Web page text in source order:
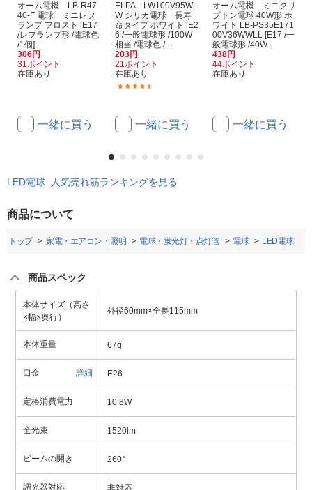
オーム電機 LB-R47
40-F 電球 ミニレフ
ランプ フロスト [E17
/レフランプ形 /電球色
/1個]
306円
31ポイント
在庫あり
一緒に買う
ELPA LW100V95W-
W シリカ電球 長寿
命タイプ ホワイト [E2
6 /一般電球形 /100W
相当 /電球色 /...
203円
21ポイント
在庫あり
一緒に買う
オーム電機 ミニクリ
プトン電球 40W形 ホ
ワイト LB-PS35E171
00V36WWLL [E17 /一
般電球形 /40W...
438円
44ポイント
在庫あり
一緒に買う
LED電球 人気売れ筋ランキングを見る
商品について
トップ 家電・エアコン・照明 電球・蛍光灯・点灯管 電球 LED電球
商品スペック
本体サイズ（高さ
×幅×奥行）
外径60mm×全長115mm
本体重量 67g
口金 詳細 E26
定格消費電力 10.8W
全光束 1520lm
ビームの開き 260°
調光器対応 非対応